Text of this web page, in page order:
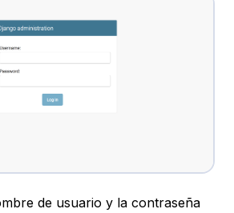
de usuario y la contraseña